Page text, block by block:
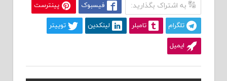
به اشتراک بگذارید: فیسبوک پینترست
تلگرام تامبلر لینکدین توییتر
ایمیل